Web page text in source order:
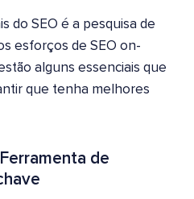
do SEO é a pesquisa de
esforços de SEO on-
alguns essenciais que
que tenha melhores
de